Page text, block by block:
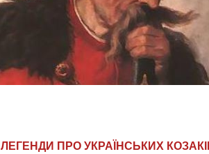
ЛЕГЕНДИ ПРО УКРАЇНСЬКИХ